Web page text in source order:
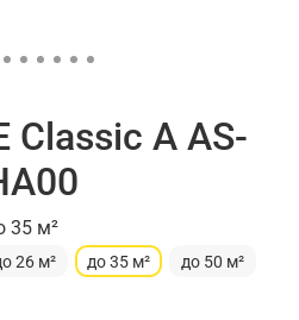
Classic A AS-
35 м²
26 м² до 35 м² до 50 м²